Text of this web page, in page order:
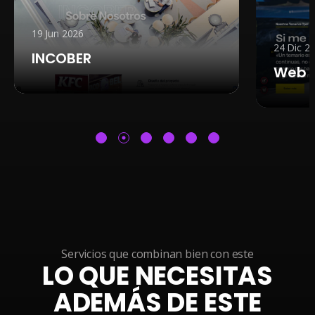
personalizados para tiendas online, webs grandes o
con mantenimiento técnico intensivo.Primera
auditoría sin compromiso
19 Jun 2026
INCOBER
24 Dic
Web
Servicios que combinan bien con este
LO QUE NECESITAS
ADEMÁS DE ESTE